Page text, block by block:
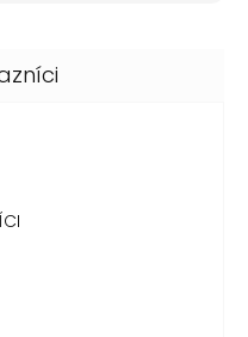
je 1 z 5 hviezdičiek.
je 1 z 5 hviezdičiek.